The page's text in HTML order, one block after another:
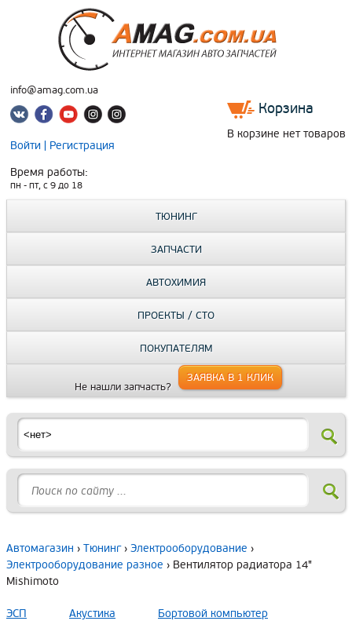
info@amag.com.ua
Войти | Регистрация
Время работы:
пн - пт, c 9 до 18
Корзина
В корзине нет товаров
ТЮНИНГ
ЗАПЧАСТИ
АВТОХИМИЯ
ПРОЕКТЫ / СТО
ПОКУПАТЕЛЯМ
Не нашли запчасть?
ЗАЯВКА В 1 КЛИК
Автомагазин › Тюнинг› Электрооборудование ›
Электрооборудование разное › Вентилятор радиатора 14"
Mishimoto
ЭСП Акустика
Бортовой компьютер